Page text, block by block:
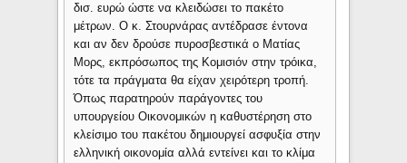
δισ. ευρώ ώστε να κλειδώσει το πακέτο
μέτρων. Ο κ. Στουρνάρας αντέδρασε έντονα
και αν δεν δρούσε πυροσβεστικά ο Ματίας
Μορς, εκπρόσωπος της Κομισιόν στην τρόικα,
τότε τα πράγματα θα είχαν χειρότερη τροπή.
Όπως παρατηρούν παράγοντες του
υπουργείου Οικονομικών η καθυστέρηση στο
κλείσιμο του πακέτου δημιουργεί ασφυξία στην
ελληνική οικονομία αλλά εντείνει και το κλίμα